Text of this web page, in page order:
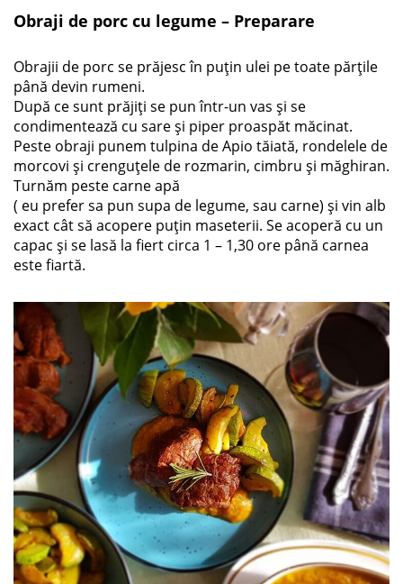
Obraji de porc cu legume – Preparare
Obrajii de porc se prăjesc în puțin ulei pe toate părțile
până devin rumeni.
După ce sunt prăjiți se pun într-un vas și se
condimentează cu sare și piper proaspăt măcinat.
Peste obraji punem tulpina de Apio tăiată, rondelele de
morcovi și crenguțele de rozmarin, cimbru și măghiran.
Turnăm peste carne apă
( eu prefer sa pun supa de legume, sau carne) și vin alb
exact cât să acopere puțin maseterii. Se acoperă cu un
capac și se lasă la fiert circa 1 – 1,30 ore până carnea
este fiartă.